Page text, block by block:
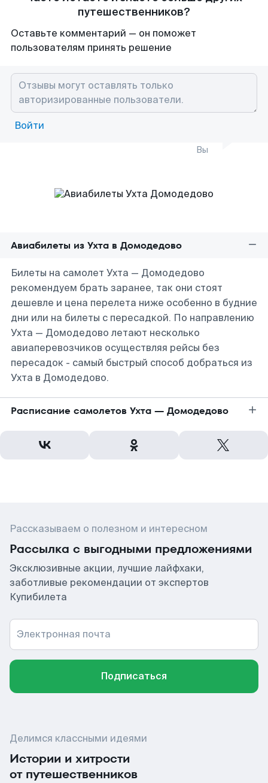
путешественников?
Оставьте комментарий — он поможет
пользователям принять решение
Войти
Вы
Авиабилеты из Ухта в Домодедово
Билеты на самолет Ухта — Домодедово
рекомендуем брать заранее, так они стоят
дешевле и цена перелета ниже особенно в будние
дни или на билеты с пересадкой. По направлению
Ухта — Домодедово летают несколько
авиаперевозчиков осуществляя рейсы без
пересадок - самый быстрый способ добраться из
Ухта в Домодедово.
Расписание самолетов Ухта — Домодедово
Рассказываем о полезном и интересном
Рассылка с выгодными предложениями
Эксклюзивные акции, лучшие лайфхаки,
заботливые рекомендации от экспертов
Купибилета
Электронная почта
Подписаться
Делимся классными идеями
Истории и хитрости
от путешественников